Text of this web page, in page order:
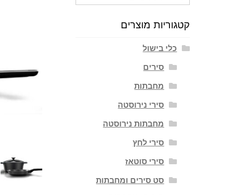
קטגוריות מוצרים
כלי בישול
סירים
מחבתות
סירי נירוסטה
מחבתות נירוסטה
סירי לחץ
סירי סוטאז
סט סירים ומחבתות